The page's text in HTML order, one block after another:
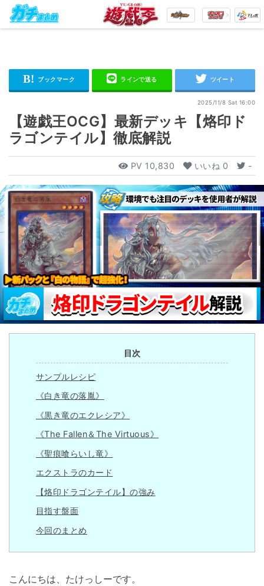
2025/11/8 Sat 16:00
【遊戯王OCG】最新デッキ【烙印ド
ラゴンテイル】徹底解説
PV 10,830 いいね 0 -
目次
サンプルレシピ
《白き竜の落胤》
《黒き竜のエクレシア》
《The Fallen＆The Virtuous》
《聖痕喰らいし竜》
エクストラのカード
【烙印ドラゴンテイル】の強み
目指す盤面
今回のまとめ
こんにちは、たけっしーです。